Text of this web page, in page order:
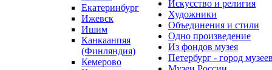
Екатеринбург
Ижевск
Ишим
Канкаанпяя
(Финляндия)
Кемерово
Искусство и религия
Художники
Объединения и стили
Одно произведение
Из фондов музея
Петербург - город